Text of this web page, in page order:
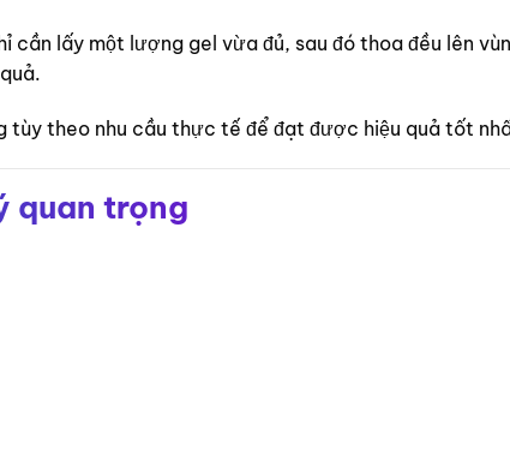
cần lấy một lượng gel vừa đủ, sau đó thoa đều lên
tùy theo nhu cầu thực tế để đạt được hiệu quả tốt
quan trọng